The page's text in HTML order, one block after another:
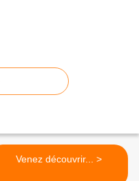
Venez découvrir... >